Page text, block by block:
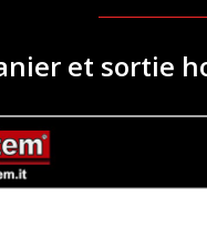
tasse
et sortie